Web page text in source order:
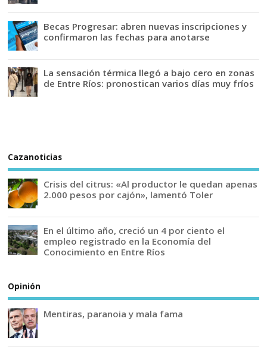
Becas Progresar: abren nuevas inscripciones y
confirmaron las fechas para anotarse
La sensación térmica llegó a bajo cero en zonas
de Entre Ríos: pronostican varios días muy fríos
Cazanoticias
Crisis del citrus: «Al productor le quedan apenas
2.000 pesos por cajón», lamentó Toler
En el último año, creció un 4 por ciento el
empleo registrado en la Economía del
Conocimiento en Entre Ríos
Opinión
Mentiras, paranoia y mala fama